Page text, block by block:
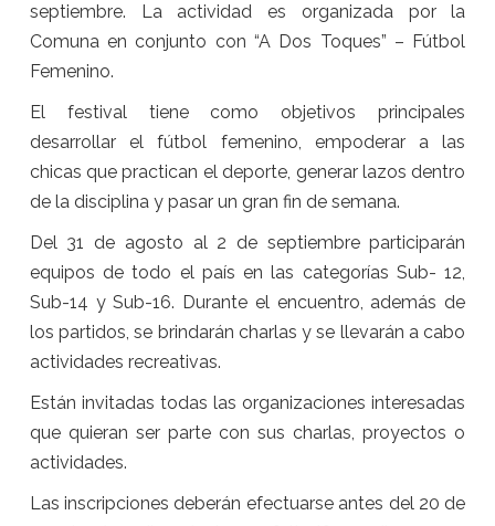
septiembre. La actividad es organizada por la
Comuna en conjunto con “A Dos Toques” – Fútbol
Femenino.
El festival tiene como objetivos principales
desarrollar el fútbol femenino, empoderar a las
chicas que practican el deporte, generar lazos dentro
de la disciplina y pasar un gran fin de semana.
Del 31 de agosto al 2 de septiembre participarán
equipos de todo el país en las categorías Sub- 12,
Sub-14 y Sub-16. Durante el encuentro, además de
los partidos, se brindarán charlas y se llevarán a cabo
actividades recreativas.
Están invitadas todas las organizaciones interesadas
que quieran ser parte con sus charlas, proyectos o
actividades.
Las inscripciones deberán efectuarse antes del 20 de